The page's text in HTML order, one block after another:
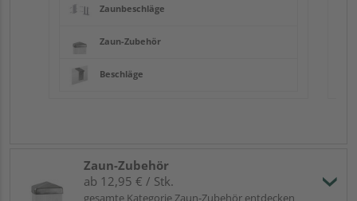
Zaunbeschläge
Zaun-Zubehör
Beschläge
Zaun-Zubehör
ab 12,95 € / Stk.
gesamte Kategorie Zaun-Zubehör entdecken